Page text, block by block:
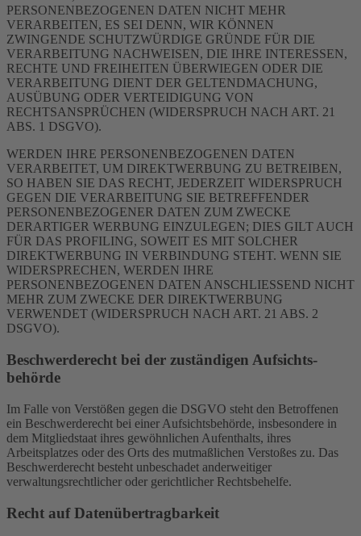
PERSONENBEZOGENEN DATEN NICHT MEHR
VERARBEITEN, ES SEI DENN, WIR KÖNNEN
ZWINGENDE SCHUTZWÜRDIGE GRÜNDE FÜR DIE
VERARBEITUNG NACHWEISEN, DIE IHRE INTERESSEN,
RECHTE UND FREIHEITEN ÜBERWIEGEN ODER DIE
VERARBEITUNG DIENT DER GELTENDMACHUNG,
AUSÜBUNG ODER VERTEIDIGUNG VON
RECHTSANSPRÜCHEN (WIDERSPRUCH NACH ART. 21
ABS. 1 DSGVO).
WERDEN IHRE PERSONENBEZOGENEN DATEN
VERARBEITET, UM DIREKTWERBUNG ZU BETREIBEN,
SO HABEN SIE DAS RECHT, JEDERZEIT WIDERSPRUCH
GEGEN DIE VERARBEITUNG SIE BETREFFENDER
PERSONENBEZOGENER DATEN ZUM ZWECKE
DERARTIGER WERBUNG EINZULEGEN; DIES GILT AUCH
FÜR DAS PROFILING, SOWEIT ES MIT SOLCHER
DIREKTWERBUNG IN VERBINDUNG STEHT. WENN SIE
WIDERSPRECHEN, WERDEN IHRE
PERSONENBEZOGENEN DATEN ANSCHLIESSEND NICHT
MEHR ZUM ZWECKE DER DIREKTWERBUNG
VERWENDET (WIDERSPRUCH NACH ART. 21 ABS. 2
DSGVO).
Beschwerde­recht bei der zuständigen Aufsichts­
behörde
Im Falle von Verstößen gegen die DSGVO steht den Betroffenen
ein Beschwerderecht bei einer Aufsichtsbehörde, insbesondere in
dem Mitgliedstaat ihres gewöhnlichen Aufenthalts, ihres
Arbeitsplatzes oder des Orts des mutmaßlichen Verstoßes zu. Das
Beschwerderecht besteht unbeschadet anderweitiger
verwaltungsrechtlicher oder gerichtlicher Rechtsbehelfe.
Recht auf Daten­übertrag­barkeit